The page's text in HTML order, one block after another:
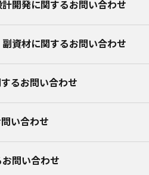
開発に関するお問い合わせ
資材に関するお問い合わせ
るお問い合わせ
い合わせ
問い合わせ